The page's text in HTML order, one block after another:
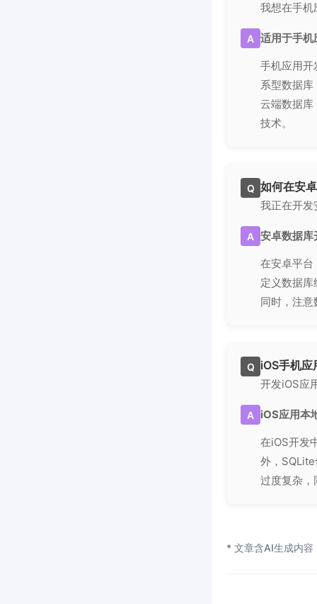
我想在手机
A 适用于手机
手机应用
系型数据
云端数据
技术。
Q 如何在安
我正在开发
A 安卓数据库
在安卓平
定义数据
同时，注
Q iOS手机
开发iOS应
A iOS应用本
在iOS开发
外，
过度复杂，
* 文章含AI生成内容